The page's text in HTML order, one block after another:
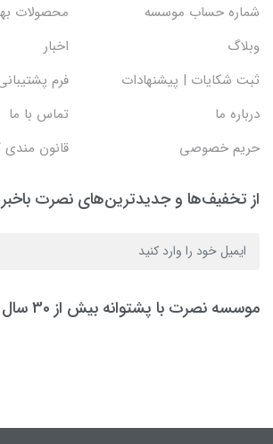
شماره حساب موسسه
محصولات
وبلاگ
اخبار
ثبت شکایات | پیشنهادات
فرم
درباره ما
تماس با ما
حریم خصوصی
قانون مندی
از تخفیف‌ها و جدیدترین‌های نصرت
موسسه نصرت با پشتوانه بیش از 30 سال تجربه